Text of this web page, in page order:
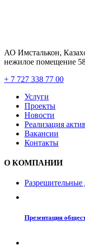
АО Имсталькон,
нежилое помещение
+ 7 727 338 77 00
Услуги
Проекты
Новости
Реализация
Вакансии
Контакты
О КОМПАНИИ
Презентация